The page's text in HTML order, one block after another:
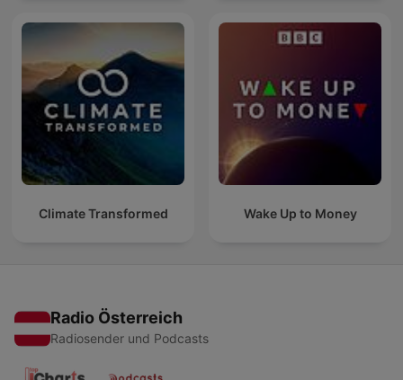
Climate Transformed Wake Up to Money
Radio Österreich
Radiosender und Podcasts